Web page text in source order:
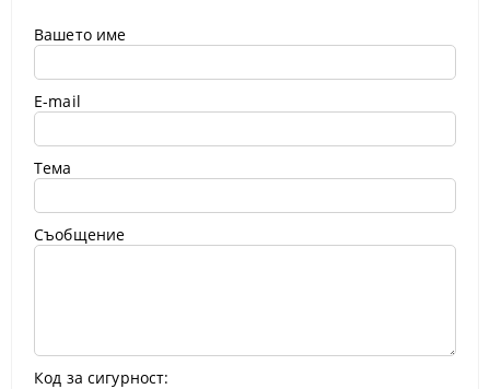
Вашето име
E-mail
Тема
Съобщение
Код за сигурност: